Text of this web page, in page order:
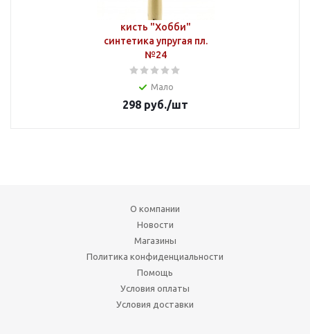
кисть "Хобби"
синтетика упругая пл.
№24
Мало
298 руб./шт
О компании
Новости
Магазины
Политика конфиденциальности
Помощь
Условия оплаты
Условия доставки